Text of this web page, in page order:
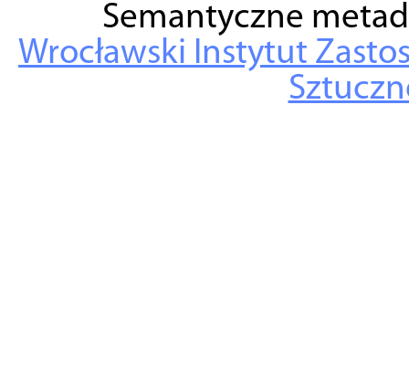
Semantyczne
Wrocławski Instytut